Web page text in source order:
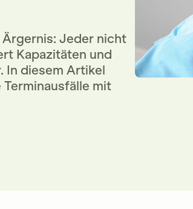
Jeder nicht
Kapazitäten und
In diesem Artikel
mit